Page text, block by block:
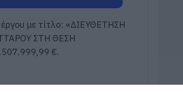
με τίτλο: «ΔΙΕΥΘΕΤΗΣΗ
ΣΤΗ ΘΕΣΗ
€.